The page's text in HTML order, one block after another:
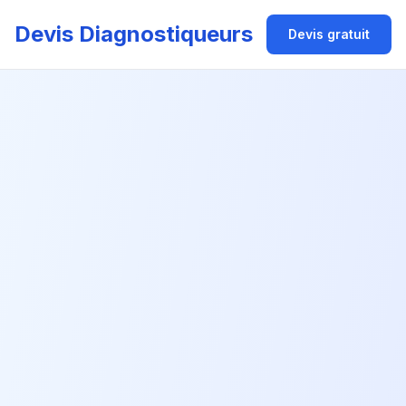
Devis Diagnostiqueurs Devis gratuit